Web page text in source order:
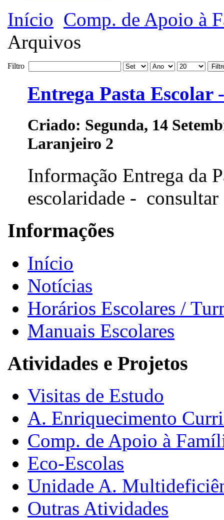
Início Comp. de Apoio à
Arquivos
Filtro
Entrega Pasta Escolar
Criado: Segunda, 14
Laranjeiro 2
Informação Entrega da
escolaridade - consultar
Informações
Início
Notícias
Horários Escolares /
Manuais Escolares
Atividades e Projetos
Visitas de Estudo
A. Enriquecimento
Comp. de Apoio à
Eco-Escolas
Unidade A.
Outras Atividades